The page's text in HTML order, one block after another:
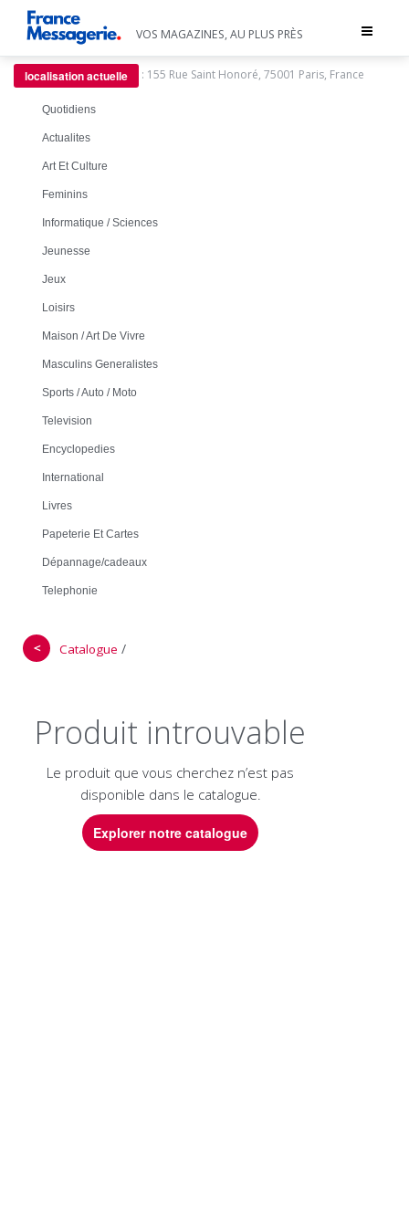
Toggle
VOS MAGAZINES, AU PLUS PRÈS
localisation actuelle : 155 Rue Saint Honoré, 75001 Paris, France
Quotidiens
Actualites
Art Et Culture
Feminins
Informatique / Sciences
Jeunesse
Jeux
Loisirs
Maison / Art De Vivre
Masculins Generalistes
Sports / Auto / Moto
Television
Encyclopedies
International
Livres
Papeterie Et Cartes
Dépannage/cadeaux
Telephonie
＜ Catalogue /
Produit introuvable
Le produit que vous cherchez n’est pas
disponible dans le catalogue.
Explorer notre catalogue